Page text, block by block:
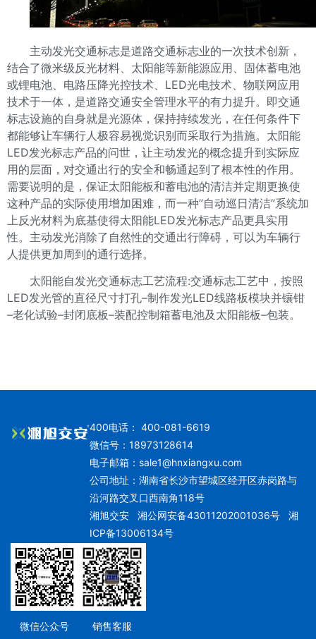
主动发光交通标志是道路交通标志业的一次技术创新，
结合了微米级反光材料、太阳能等新能源应用、固体蓄电池
或锂电池、电路压降光控技术、LED光电技术、物联网应用
技术于一体，是道路交通安全管理水平的有力提升。 即交通
标志设施的自身就是光源体，保持持续发光，在任何条件下
都能够让车辆行人极容易视觉识别而采取行为措施。太阳能
LED发光标志产品的问世，让主动发光的概念提升到实际应
用的层面，对交通出行的安全和畅通起到了根本性的作用。
需要说明的是，保证太阳能板和蓄电池的清洁并定期更换使
这种产品的实际使用增加困难，而一种”自动巡日清洁”系统加
上反光材料为底基使得太阳能LED发光标志产品更具实用
性。主动发光消除了自然性的交通出行障碍，可以为车辆行
人提供更加周到的通行选择。
太阳能自发光交通标志工艺流程:交通标志工艺中，按照
LED发光管的直径尺寸打孔–制作发光LED线路板模块并镶钳
–老化试验–封闭底板–装配控制箱蓄电池及太阳能板–包装。
400电话： 400-081-6619
微信号：18973128614
电子邮箱： sale1@hnxiangxu.com
公司地址：湖南省长沙市望城区经开区赤岗路与
沿河路交叉口西南角118号
湘旭交安湘公网安备43011202001036号
湘
ICP备13006134号
微信公众号 销售客服